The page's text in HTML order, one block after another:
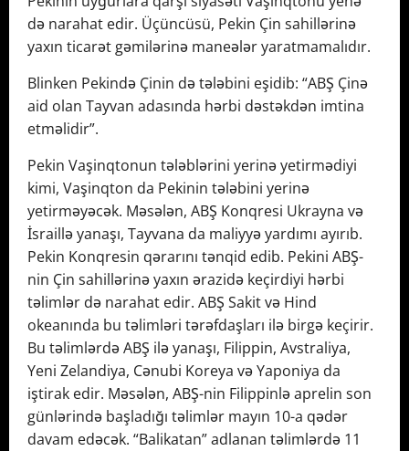
də narahat edir. Üçüncüsü, Pekin Çin sahillərinə
yaxın ticarət gəmilərinə maneələr yaratmamalıdır.
Blinken Pekində Çinin də tələbini eşidib: “ABŞ Çinə
aid olan Tayvan adasında hərbi dəstəkdən imtina
etməlidir”.
Pekin Vaşinqtonun tələblərini yerinə yetirmədiyi
kimi, Vaşinqton da Pekinin tələbini yerinə
yetirməyəcək. Məsələn, ABŞ Konqresi Ukrayna və
İsraillə yanaşı, Tayvana da maliyyə yardımı ayırıb.
Pekin Konqresin qərarını tənqid edib. Pekini ABŞ-
nin Çin sahillərinə yaxın ərazidə keçirdiyi hərbi
təlimlər də narahat edir. ABŞ Sakit və Hind
okeanında bu təlimləri tərəfdaşları ilə birgə keçirir.
Bu təlimlərdə ABŞ ilə yanaşı, Filippin, Avstraliya,
Yeni Zelandiya, Cənubi Koreya və Yaponiya da
iştirak edir. Məsələn, ABŞ-nin Filippinlə aprelin son
günlərində başladığı təlimlər mayın 10-a qədər
davam edəcək. “Balikatan” adlanan təlimlərdə 11